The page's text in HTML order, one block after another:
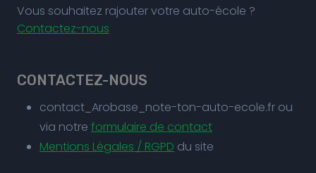
Vous souhaitez rajouter votre auto-école ?
Contactez-nous
CONTACTEZ-NOUS
contact_Arobase_note-ton-auto-ecole.fr ou
via notre formulaire de contact
Mentions Légales / RGPD du site